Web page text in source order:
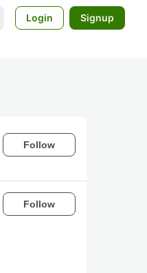
Login Signup
Follow
Follow